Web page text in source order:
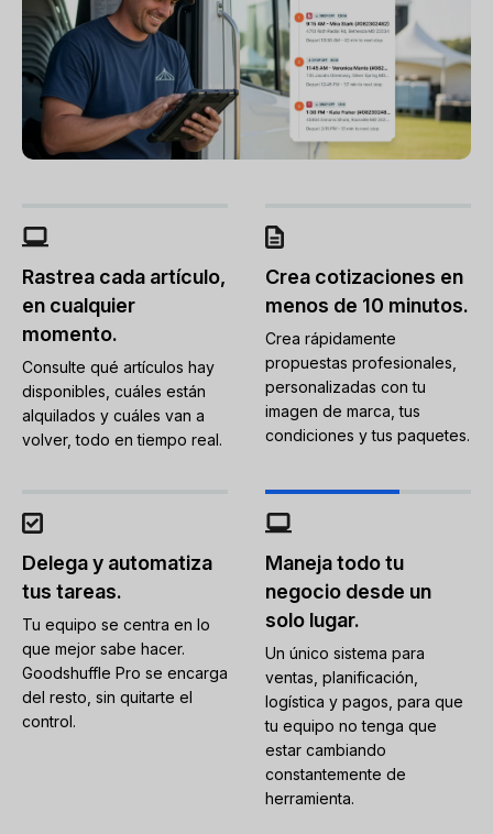
Rastrea cada artículo,
en cualquier
momento.
Consulte qué artículos hay
disponibles, cuáles están
alquilados y cuáles van a
volver, todo en tiempo real.
Crea cotizaciones en
menos de 10 minutos.
Crea rápidamente
propuestas profesionales,
personalizadas con tu
imagen de marca, tus
condiciones y tus paquetes.
Delega y automatiza
tus tareas.
Tu equipo se centra en lo
que mejor sabe hacer.
Goodshuffle Pro se encarga
del resto, sin quitarte el
control.
Maneja todo tu
negocio desde un
solo lugar.
Un único sistema para
ventas, planificación,
logística y pagos, para que
tu equipo no tenga que
estar cambiando
constantemente de
herramienta.